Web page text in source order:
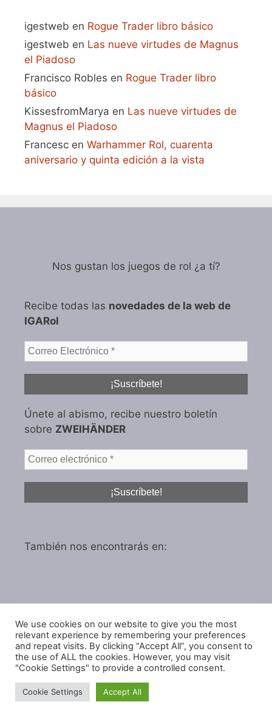
igestweb en Rogue Trader libro básico
igestweb en Las nueve virtudes de Magnus
el Piadoso
Francisco Robles en Rogue Trader libro
básico
KissesfromMarya en Las nueve virtudes de
Magnus el Piadoso
Francesc en Warhammer Rol, cuarenta
aniversario y quinta edición a la vista
Nos gustan los juegos de rol ¿a tí?
Recibe todas las novedades de la web de
IGARol
Únete al abismo, recibe nuestro boletín
sobre ZWEIHÄNDER
También nos encontrarás en:
Política de privacidad
Política de cookies
© 2026 IGARol Estudio• Creado con
We use cookies on our website to give you the most
relevant experience by remembering your preferences
and repeat visits. By clicking “Accept All”, you consent to
the use of ALL the cookies. However, you may visit
"Cookie Settings" to provide a controlled consent.
Cookie Settings Accept All